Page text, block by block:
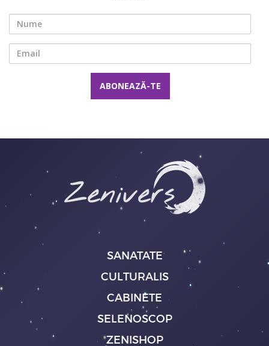
SANATATE
CULTURALIS
CABINETE
SELENOSCOP
ZENISHOP